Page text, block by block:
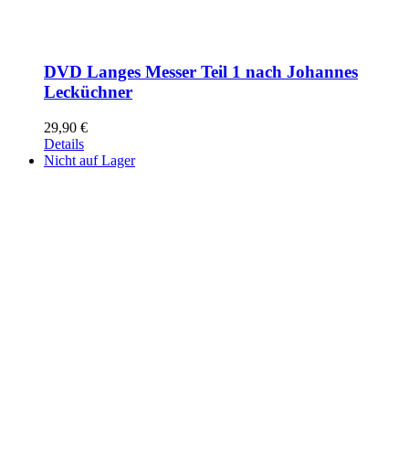
DVD Langes Messer Teil 1 nach Johannes
Lecküchner
29,90 €
Details
Nicht auf Lager